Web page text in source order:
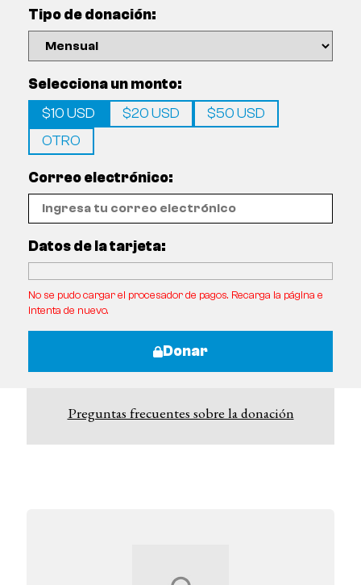
Tipo de donación:
Selecciona un monto:
$10 USD
$20 USD
$50 USD
OTRO
Correo electrónico:
Datos de la tarjeta:
No se pudo cargar el procesador de pagos. Recarga la página e
intenta de nuevo.
Donar
Preguntas frecuentes sobre la donación